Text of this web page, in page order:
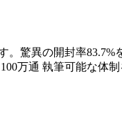
驚異の開封率83.7%
万通 執筆可能な体